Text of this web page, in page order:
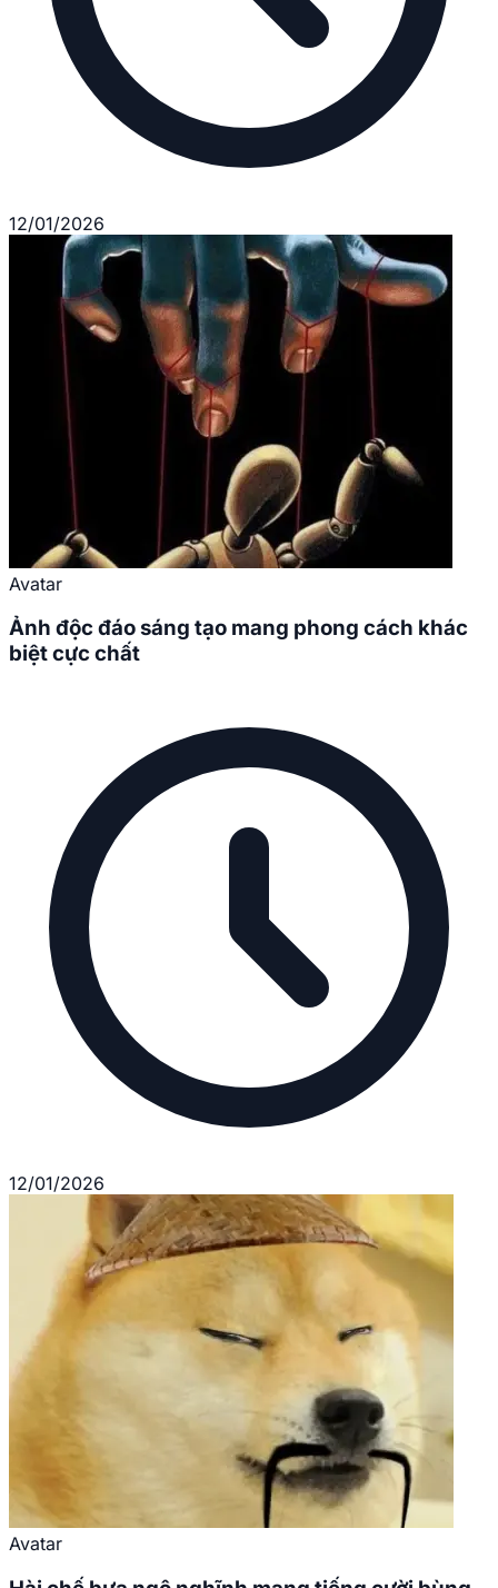
12/01/2026
Avatar
Ảnh độc đáo sáng tạo mang phong cách khác
biệt cực chất
12/01/2026
Avatar